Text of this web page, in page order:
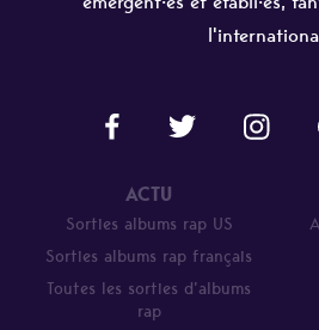
ACTU
Sorties albums rap US
Sorties albums rap français
Toutes les sorties d’albums
rap